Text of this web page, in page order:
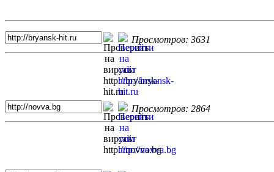
Просмотров: 3631
Просмотров: 2864